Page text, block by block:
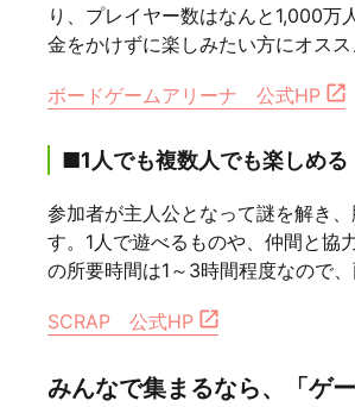
り、プレイヤー数はなんと1,000万
金をかけずに楽しみたい方にオスス
ボードゲームアリーナ 公式HP
■1人でも複数人でも楽しめる
参加者が主人公となって謎を解き
す。1人で遊べるものや、仲間と協
の所要時間は1～3時間程度なので
SCRAP 公式HP
みんなで集まるなら、「ゲ